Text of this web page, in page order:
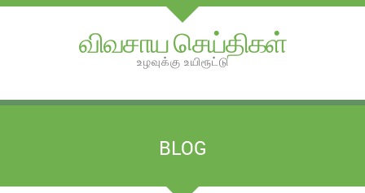
விவசாய செய்திகள்
உழவுக்கு உயிரூட்டு
BLOG